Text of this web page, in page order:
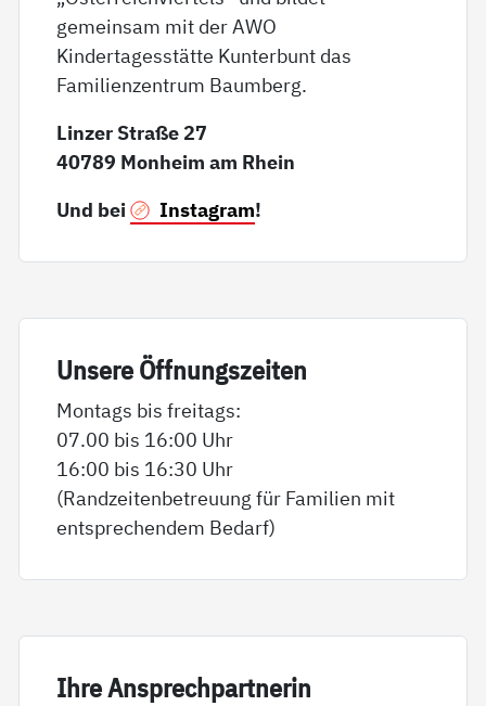
gemeinsam mit der AWO
Kindertagesstätte Kunterbunt das
Familienzentrum Baumberg.
Linzer Straße 27
40789 Monheim am Rhein
Und bei
Instagram!
Un­se­re Öff­nungs­zei­ten
Montags bis freitags:
07.00 bis 16:00 Uhr
16:00 bis 16:30 Uhr
(Randzeitenbetreuung für Familien mit
entsprechendem Bedarf)
Ih­re An­sp­rech­part­ne­rin